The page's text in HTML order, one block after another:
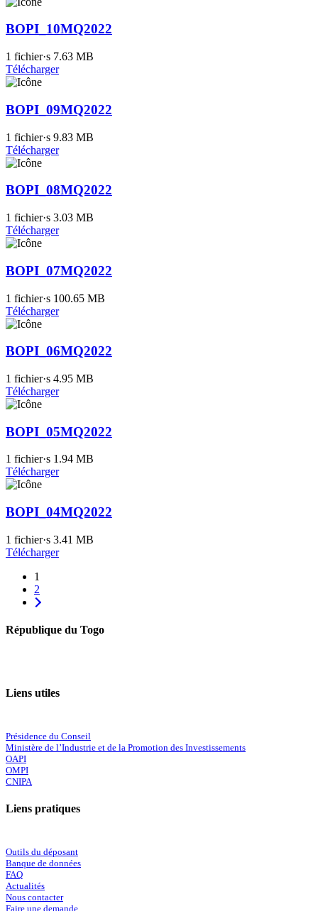
BOPI_10MQ2022
1 fichier·s 7.63 MB
Télécharger
BOPI_09MQ2022
1 fichier·s 9.83 MB
Télécharger
BOPI_08MQ2022
1 fichier·s 3.03 MB
Télécharger
BOPI_07MQ2022
1 fichier·s 100.65 MB
Télécharger
BOPI_06MQ2022
1 fichier·s 4.95 MB
Télécharger
BOPI_05MQ2022
1 fichier·s 1.94 MB
Télécharger
BOPI_04MQ2022
1 fichier·s 3.41 MB
Télécharger
1
2
République du Togo
Liens utiles
Présidence du Conseil
Ministère de l’Industrie et de la Promotion des Investissements
OAPI
OMPI
CNIPA
Liens pratiques
Outils du déposant
Banque de données
FAQ
Actualités
Nous contacter
Faire une demande